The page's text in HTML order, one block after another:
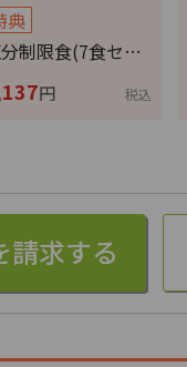
典
制限食(7食セ…
円 税込